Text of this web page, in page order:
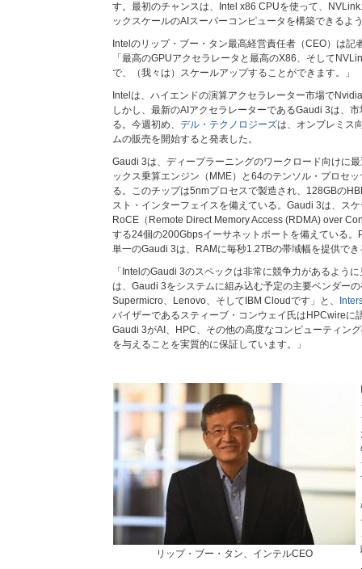
す。最初のチャンスは、Intel x86 CPUを使って、
ックスケールのAIスーパーコンピュータを構築できるよ
Intelのリップ・ブー・タン最高経営責任者（CEO）は記
「最高のGPUアクセラレータと最高のX86、そして
で、（我々は）スケールアップすることができます。」
Intelは、ハイエンドの演算アクセラレーター市場で
しかし、最新のAIアクセラレーターであるGaudi 3は、
る。今週初め、 デル・テクノロジーズは、オンプレミス
ムの販売を開始すると発表した。
Gaudi 3は、ディープラーニングのワークロード向けに
ックス乗算エンジン（MME）と64のテンソル・プロセ
る。このチップは5nmプロセスで製造され、128GBの
スト・インターフェイスを備えている。Gaudi 3は、ス
RoCE（Remote Direct Memory Access (RDMA) over
する24個の200Gbpsイーサネットポートを備えている
単一のGaudi 3は、RAMに毎秒1.2TBの帯域幅を提供でき
「IntelのGaudi 3のスペックは非常に競争力があるよう
は、Gaudi 3をシステムに組み込む予定の主要ベンダー
Supermicro、Lenovo、そしてIBM Cloudです」と、
バイザーであるスティーブ・コンウェイ氏はHPCwireに
Gaudi 3がAI、HPC、その他の高度なコンピューティン
を与えることを実質的に保証しています。」
リップ・ブー・タン、インテルCEO